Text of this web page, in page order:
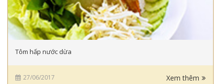
Tôm hấp nước dừa
27/06/2017 Xem thêm